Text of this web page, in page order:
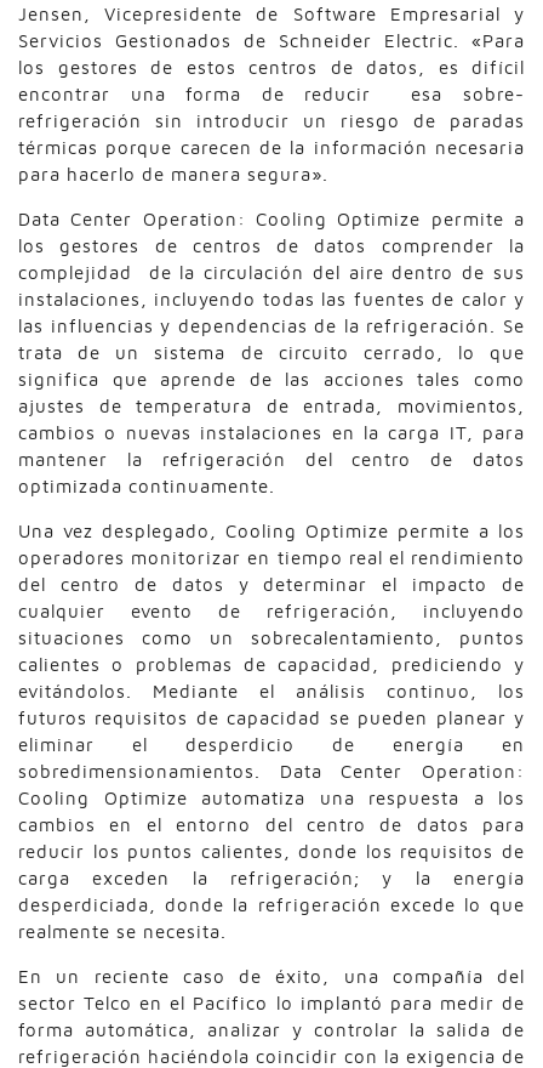
Jensen, Vicepresidente de Software Empresarial y
Servicios Gestionados de Schneider Electric. «Para
los gestores de estos centros de datos, es difícil
encontrar una forma de reducir esa sobre-
refrigeración sin introducir un riesgo de paradas
térmicas porque carecen de la información necesaria
para hacerlo de manera segura».
Data Center Operation: Cooling Optimize permite a
los gestores de centros de datos comprender la
complejidad de la circulación del aire dentro de sus
instalaciones, incluyendo todas las fuentes de calor y
las influencias y dependencias de la refrigeración. Se
trata de un sistema de circuito cerrado, lo que
significa que aprende de las acciones tales como
ajustes de temperatura de entrada, movimientos,
cambios o nuevas instalaciones en la carga IT, para
mantener la refrigeración del centro de datos
optimizada continuamente.
Una vez desplegado, Cooling Optimize permite a los
operadores monitorizar en tiempo real el rendimiento
del centro de datos y determinar el impacto de
cualquier evento de refrigeración, incluyendo
situaciones como un sobrecalentamiento, puntos
calientes o problemas de capacidad, prediciendo y
evitándolos. Mediante el análisis continuo, los
futuros requisitos de capacidad se pueden planear y
eliminar el desperdicio de energía en
sobredimensionamientos. Data Center Operation:
Cooling Optimize automatiza una respuesta a los
cambios en el entorno del centro de datos para
reducir los puntos calientes, donde los requisitos de
carga exceden la refrigeración; y la energía
desperdiciada, donde la refrigeración excede lo que
realmente se necesita.
En un reciente caso de éxito, una compañía del
sector Telco en el Pacífico lo implantó para medir de
forma automática, analizar y controlar la salida de
refrigeración haciéndola coincidir con la exigencia de